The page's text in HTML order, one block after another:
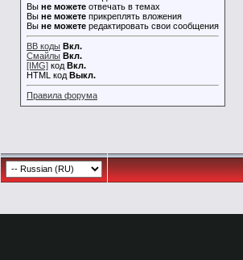
Вы не можете отвечать в темах
Вы не можете прикреплять вложения
Вы не можете редактировать свои сообщения
BB коды Вкл.
Смайлы Вкл.
[IMG] код Вкл.
HTML код Выкл.
Правила форума